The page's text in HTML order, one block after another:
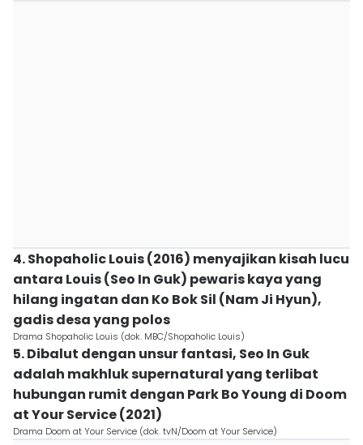
4. Shopaholic Louis (2016) menyajikan kisah lucu
antara Louis (Seo In Guk) pewaris kaya yang
hilang ingatan dan Ko Bok Sil (Nam Ji Hyun),
gadis desa yang polos
Drama Shopaholic Louis (dok. MBC/Shopaholic Louis)
5. Dibalut dengan unsur fantasi, Seo In Guk
adalah makhluk supernatural yang terlibat
hubungan rumit dengan Park Bo Young di Doom
at Your Service (2021)
Drama Doom at Your Service (dok. tvN/Doom at Your Service)